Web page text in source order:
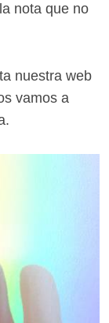
nota que no
nuestra web
vamos a